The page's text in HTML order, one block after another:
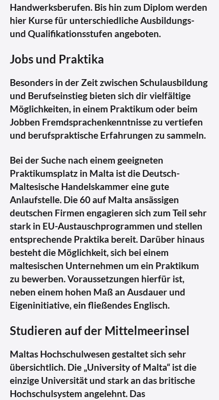
Handwerksberufen. Bis hin zum Diplom werden
hier Kurse für unterschiedliche Ausbildungs-
und Qualifikationsstufen angeboten.
Jobs und Praktika
Besonders in der Zeit zwischen Schulausbildung
und Berufseinstieg bieten sich dir vielfältige
Möglichkeiten, in einem Praktikum oder beim
Jobben Fremdsprachenkenntnisse zu vertiefen
und berufspraktische Erfahrungen zu sammeln.
Bei der Suche nach einem geeigneten
Praktikumsplatz in Malta ist die Deutsch-
Maltesische Handelskammer eine gute
Anlaufstelle. Die 60 auf Malta ansässigen
deutschen Firmen engagieren sich zum Teil sehr
stark in EU-Austauschprogrammen und stellen
entsprechende Praktika bereit. Darüber hinaus
besteht die Möglichkeit, sich bei einem
maltesischen Unternehmen um ein Praktikum
zu bewerben. Voraussetzungen hierfür ist,
neben einem hohen Maß an Ausdauer und
Eigeninitiative, ein fließendes Englisch.
Studieren auf der Mittelmeerinsel
Maltas Hochschulwesen gestaltet sich sehr
übersichtlich. Die „University of Malta“ ist die
einzige Universität und stark an das britische
Hochschulsystem angelehnt. Das